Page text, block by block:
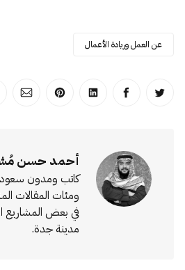
عن العمل وريادة الأعمال
انشر على تويترانشر على الفيسبوك
انشر على لينكد إن
انشر علىانشر
أحمد حسن
كاتب ومدون
ومئات المقالات
في بعض المشاريع
مدينة جدة.